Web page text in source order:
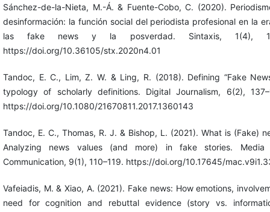
Sánchez-de-la-Nieta, M.-Á. & Fuente-Cobo, C. (2020).
desinformación: la función social del periodista profesional en la
las fake news y la posverdad. Sintaxis, 1(4),
https://doi.org/10.36105/stx.2020n4.01
Tandoc, E. C., Lim, Z. W. & Ling, R. (2018). Defining “Fake
typology of scholarly definitions. Digital Journalism, 6(2),
https://doi.org/10.1080/21670811.2017.1360143
Tandoc, E. C., Thomas, R. J. & Bishop, L. (2021). What is (Fake)
Analyzing news values (and more) in fake stories. Media
Communication, 9(1), 110–119. https://doi.org/10.17645/
Vafeiadis, M. & Xiao, A. (2021). Fake news: How emotions,
need for cognition and rebuttal evidence (story vs.